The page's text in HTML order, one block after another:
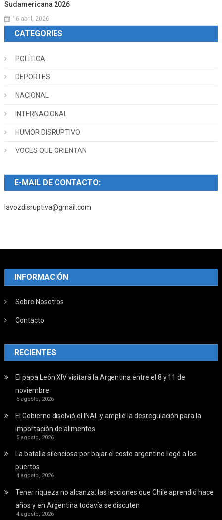
Sudamericana 2026
16 abril, 2026
CATEGORIES
POLÍTICA
DEPORTES
NACIONAL
INTERNACIONAL
HUMOR DISRUPTIVO
VOCES QUE ORIENTAN
E-MAIL DE CONTACTO:
lavozdisruptiva@gmail.com
INFORMACIÓN
Sobre Nosotros
Contacto
RECIENTES
El papa León XIV visitará la Argentina entre el 8 y 11 de
noviembre.
5 agosto, 2026
El Gobierno disolvió el INAL y amplió la desregulación para la
importación de alimentos
5 agosto, 2026
La batalla silenciosa por bajar el costo argentino llegó a los
puertos
4 agosto, 2026
Tener riqueza no alcanza: las lecciones que Chile aprendió hace
años y en Argentina todavía se discuten
4 agosto, 2026